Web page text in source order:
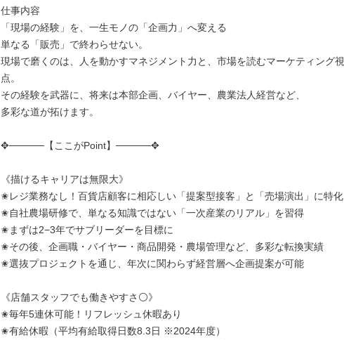
仕事内容
「現場の経験」を、一生モノの「企画力」へ変える
単なる「販売」で終わらせない。
現場で磨くのは、人を動かすマネジメント力と、市場を読むマーケティング視
点。
その経験を武器に、将来は本部企画、バイヤー、農業法人経営など、
多彩な道が拓けます。
✥─────【ここがPoint】─────✥
《描けるキャリアは無限大》
✬レジ業務なし！百貨店顧客に相応しい「提案型接客」と「売場演出」に特化
✬自社農場研修で、単なる知識ではない「一次産業のリアル」を習得
✬まずは2−3年でサブリーダーを目標に
✬その後、企画職・バイヤー・商品開発・農場管理など、多彩な転換実績
✬選抜プロジェクトを通じ、年次に関わらず経営層へ企画提案が可能
《店舗スタッフでも働きやすさ⚪》
✬毎年5連休可能！リフレッシュ休暇あり
✬有給休暇（平均有給取得日数8.3日 ※2024年度）